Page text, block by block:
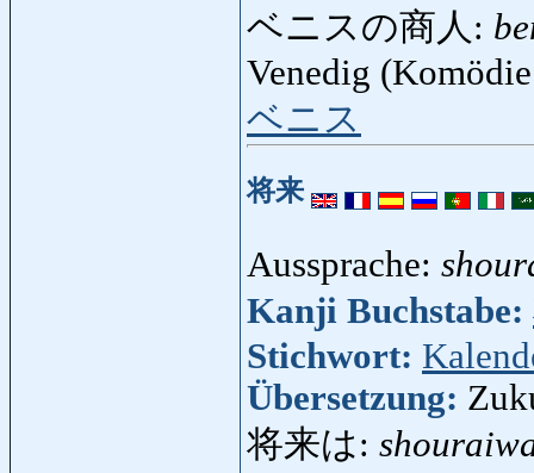
ベニスの商人:
Venedig
ベニス
将来
Aussprache:
Kanji Buchstabe:
Stichwort:
Übersetzung:
将来は: